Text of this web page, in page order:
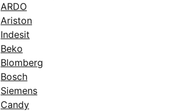
ARDO
Ariston
Indesit
Beko
Blomberg
Bosch
Siemens
Candy